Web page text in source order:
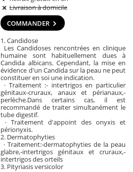
Livraison à domicile
COMMANDER
1. Candidose
Les Candidoses rencontrées en clinique
humaine sont habituellement dues à
Candida albicans. Cependant, la mise en
évidence d'un Candida sur la peau ne peut
constituer en soi une indication.
· Traitement :- intertrigos en particulier
génitaux-cruraux, anaux et périanaux,-
perlèche.Dans certains cas, il est
recommandé de traiter simultanément le
tube digestif.
· Traitement d'appoint des onyxis et
périonyxis.
2. Dermatophyties
· Traitement:-dermatophyties de la peau
glabre,-intertrigos génitaux et cruraux,-
intertrigos des orteils
3. Pityriasis versicolor